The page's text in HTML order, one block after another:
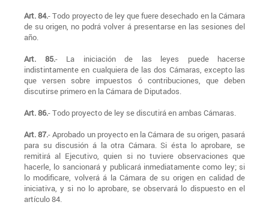
Art. 84.- Todo proyecto de ley que fuere desechado en la Cámara
de su origen, no podrá volver á presentarse en las sesiones del
año.
Art. 85.- La iniciación de las leyes puede hacerse
indistintamente en cualquiera de las dos Cámaras, excepto las
que versen sobre impuestos ó contribuciones, que deben
discutirse primero en la Cámara de Diputados.
Art. 86.- Todo proyecto de ley se discutirá en ambas Cámaras.
Art. 87.- Aprobado un proyecto en la Cámara de su origen, pasará
para su discusión á la otra Cámara. Si ésta lo aprobare, se
remitirá al Ejecutivo, quien si no tuviere observaciones que
hacerle, lo sancionará y publicará inmediatamente como ley; si
lo modificare, volverá á la Cámara de su origen en calidad de
iniciativa, y si no lo aprobare, se observará lo dispuesto en el
artículo 84.